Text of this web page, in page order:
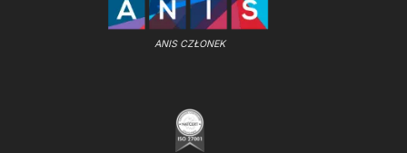
ANIS CZŁONEK